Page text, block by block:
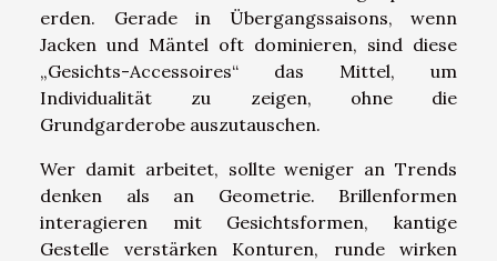
erden. Gerade in Übergangssaisons, wenn
Jacken und Mäntel oft dominieren, sind diese
„Gesichts-Accessoires“ das Mittel, um
Individualität zu zeigen, ohne die
Grundgarderobe auszutauschen.
Wer damit arbeitet, sollte weniger an Trends
denken als an Geometrie. Brillenformen
interagieren mit Gesichtsformen, kantige
Gestelle verstärken Konturen, runde wirken